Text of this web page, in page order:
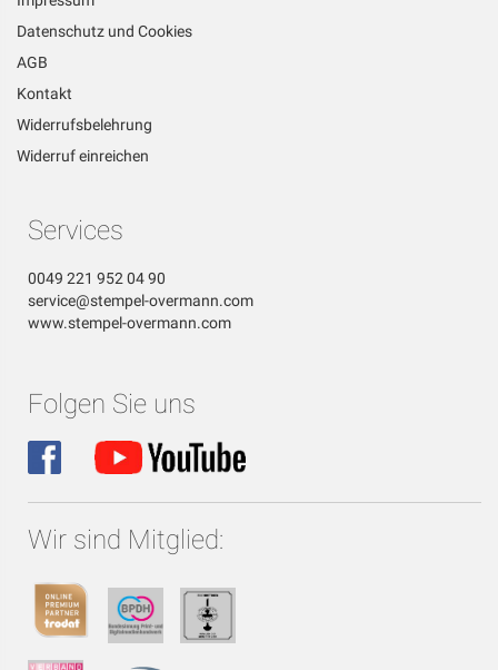
Datenschutz und Cookies
AGB
Kontakt
Widerrufsbelehrung
Widerruf einreichen
Services
0049 221 952 04 90
service@stempel-overmann.com
www.stempel-overmann.com
Folgen Sie uns
Wir sind Mitglied: